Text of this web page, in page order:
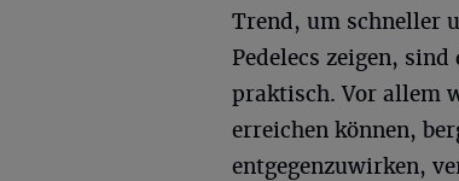
Trend, um schneller
Pedelecs zeigen,
praktisch. Vor allem
erreichen können,
entgegenzuwirken,